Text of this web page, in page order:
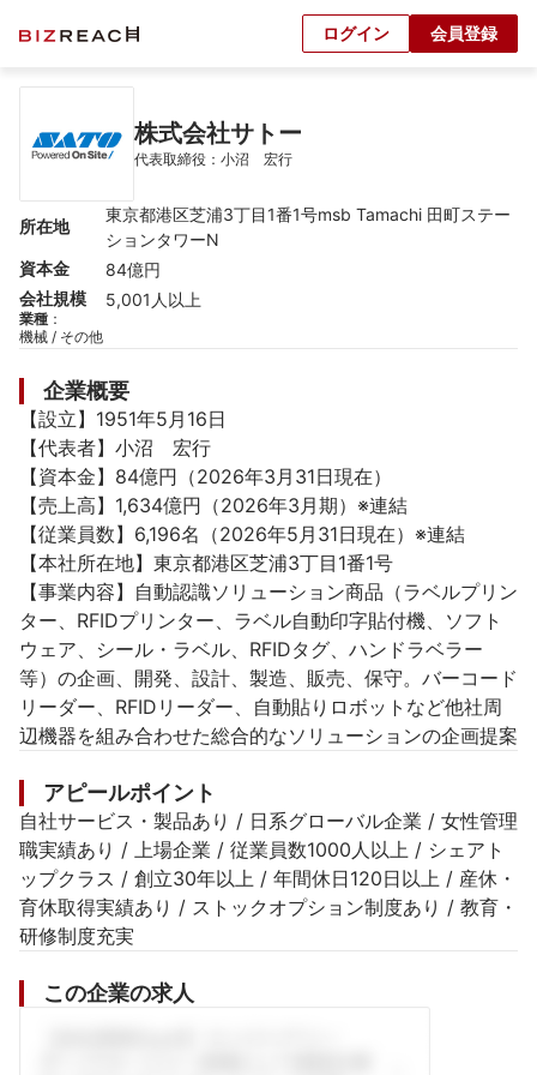
ログイン 会員登録
株式会社サトー
代表取締役：小沼　宏行
所在地
東京都港区芝浦3丁目1番1号msb Tamachi 田町ステー
ションタワーN
資本金
84億円
会社規模
5,001人以上
業種 ：
機械 / その他
企業概要
【設立】1951年5月16日
【代表者】小沼　宏行
【資本金】84億円（2026年3月31日現在）
【売上高】1,634億円（2026年3月期）※連結
【従業員数】6,196名（2026年5月31日現在）※連結
【本社所在地】東京都港区芝浦3丁目1番1号
【事業内容】自動認識ソリューション商品（ラベルプリン
ター、RFIDプリンター、ラベル自動印字貼付機、ソフト
ウェア、シール・ラベル、RFIDタグ、ハンドラベラー
等）の企画、開発、設計、製造、販売、保守。バーコード
リーダー、RFIDリーダー、自動貼りロボットなど他社周
辺機器を組み合わせた総合的なソリューションの企画提案
アピールポイント
自社サービス・製品あり / 日系グローバル企業 / 女性管理
職実績あり / 上場企業 / 従業員数1000人以上 / シェアト
ップクラス / 創立30年以上 / 年間休日120日以上 / 産休・
育休取得実績あり / ストックオプション制度あり / 教育・
研修制度充実
この企業の求人